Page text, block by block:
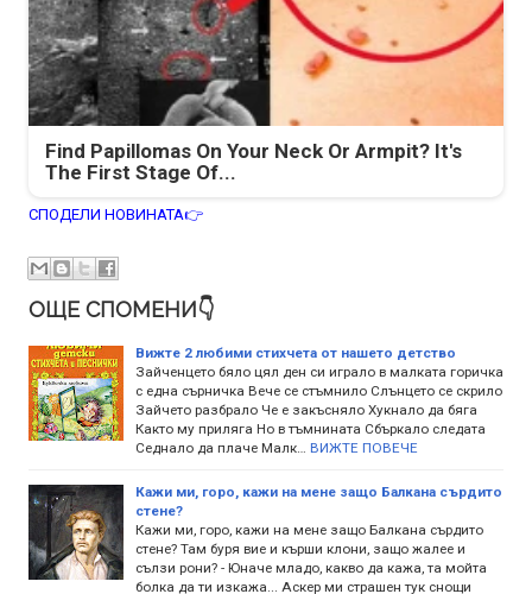
Find Papillomas On Your Neck Or Armpit? It's
The First Stage Of...
СПОДЕЛИ НОВИНАТА👉
ОЩЕ СПОМЕНИ👇
Вижте 2 любими стихчета от нашето детство
Зайченцето бяло цял ден си играло в малката горичка
с една сърничка Вече се стъмнило Слънцето се скрило
Зайчето разбрало Че е закъсняло Хукнало да бяга
Както му приляга Но в тъмнината Сбъркало следата
Седнало да плаче Малк…
ВИЖТЕ ПОВЕЧЕ
Кажи ми, горо, кажи на мене защо Балкана сърдито
стене?
Кажи ми, горо, кажи на мене защо Балкана сърдито
стене? Там буря вие и кърши клони, защо жалее и
сълзи рони? - Юначе младо, какво да кажа, та мойта
болка да ти изкажа... Аскер ми страшен тук снощи